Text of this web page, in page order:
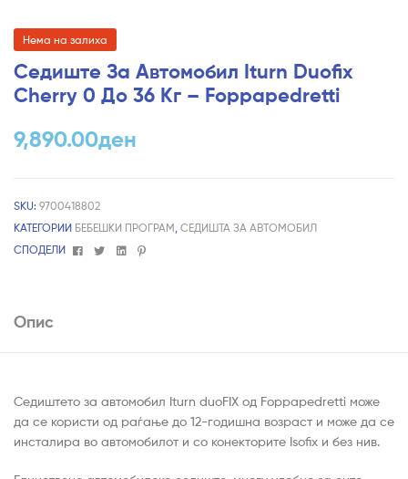
Нема на залиха
Седиште За Автомобил Iturn Duofix
Cherry 0 До 36 Кг – Foppapedretti
9,890.00ден
SKU: 9700418802
КАТЕГОРИИ БЕБЕШКИ ПРОГРАМ СЕДИШТА ЗА АВТОМОБИЛ
СПОДЕЛИ
FacebookTwitterLinkedin
Pinterest
Опис
Седиштето за автомобил Iturn duoFIX од Foppapedretti може
да се користи од раѓање до 12-годишна возраст и може да се
инсталира во автомобилот и со конекторите Isofix и без нив.